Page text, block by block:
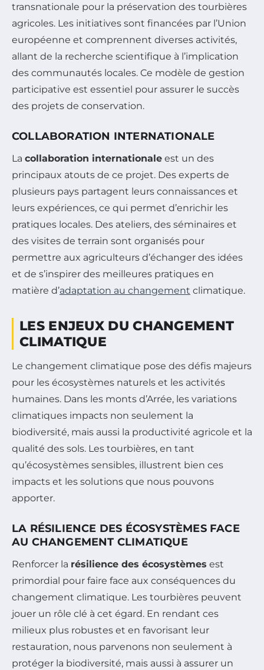
transnationale pour la préservation des tourbières
agricoles. Les initiatives sont financées par l’Union
européenne et comprennent diverses activités,
allant de la recherche scientifique à l’implication
des communautés locales. Ce modèle de gestion
participative est essentiel pour assurer le succès
des projets de conservation.
COLLABORATION INTERNATIONALE
La collaboration internationale est un des
principaux atouts de ce projet. Des experts de
plusieurs pays partagent leurs connaissances et
leurs expériences, ce qui permet d’enrichir les
pratiques locales. Des ateliers, des séminaires et
des visites de terrain sont organisés pour
permettre aux agriculteurs d’échanger des idées
et de s’inspirer des meilleures pratiques en
matière d’adaptation au changement climatique.
LES ENJEUX DU CHANGEMENT
CLIMATIQUE
Le changement climatique pose des défis majeurs
pour les écosystèmes naturels et les activités
humaines. Dans les monts d’Arrée, les variations
climatiques impacts non seulement la
biodiversité, mais aussi la productivité agricole et la
qualité des sols. Les tourbières, en tant
qu’écosystèmes sensibles, illustrent bien ces
impacts et les solutions que nous pouvons
apporter.
LA RÉSILIENCE DES ÉCOSYSTÈMES FACE
AU CHANGEMENT CLIMATIQUE
Renforcer la résilience des écosystèmes est
primordial pour faire face aux conséquences du
changement climatique. Les tourbières peuvent
jouer un rôle clé à cet égard. En rendant ces
milieux plus robustes et en favorisant leur
restauration, nous parvenons non seulement à
protéger la biodiversité, mais aussi à assurer un